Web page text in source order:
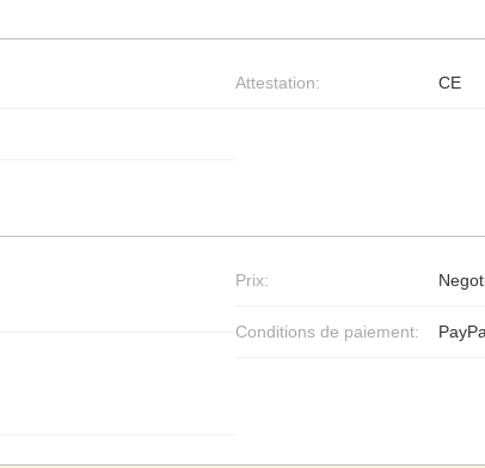
Attestation: CE
Prix:
Conditions de paiement: